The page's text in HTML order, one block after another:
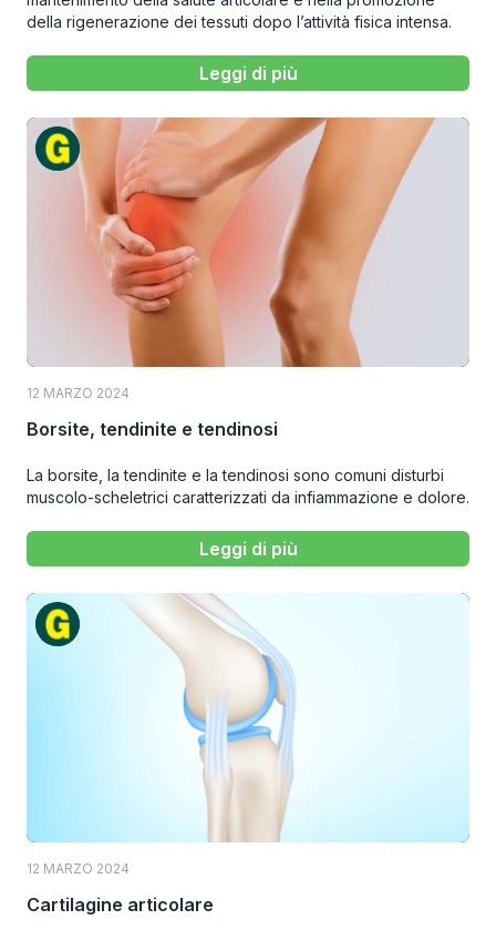
della rigenerazione dei tessuti dopo l’attività fisica intensa.
Leggi di più
12 MARZO 2024
Borsite, tendinite e tendinosi
La borsite, la tendinite e la tendinosi sono comuni disturbi
muscolo-scheletrici caratterizzati da infiammazione e dolore.
Leggi di più
12 MARZO 2024
Cartilagine articolare